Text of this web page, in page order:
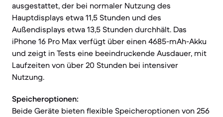
ausgestattet, der bei normaler Nutzung des
Hauptdisplays etwa 11,5 Stunden und des
Außendisplays etwa 13,5 Stunden durchhält. Das
iPhone 16 Pro Max verfügt über einen 4685-mAh-Akku
und zeigt in Tests eine beeindruckende Ausdauer, mit
Laufzeiten von über 20 Stunden bei intensiver
Nutzung.
Speicheroptionen:
Beide Geräte bieten flexible Speicheroptionen von 256